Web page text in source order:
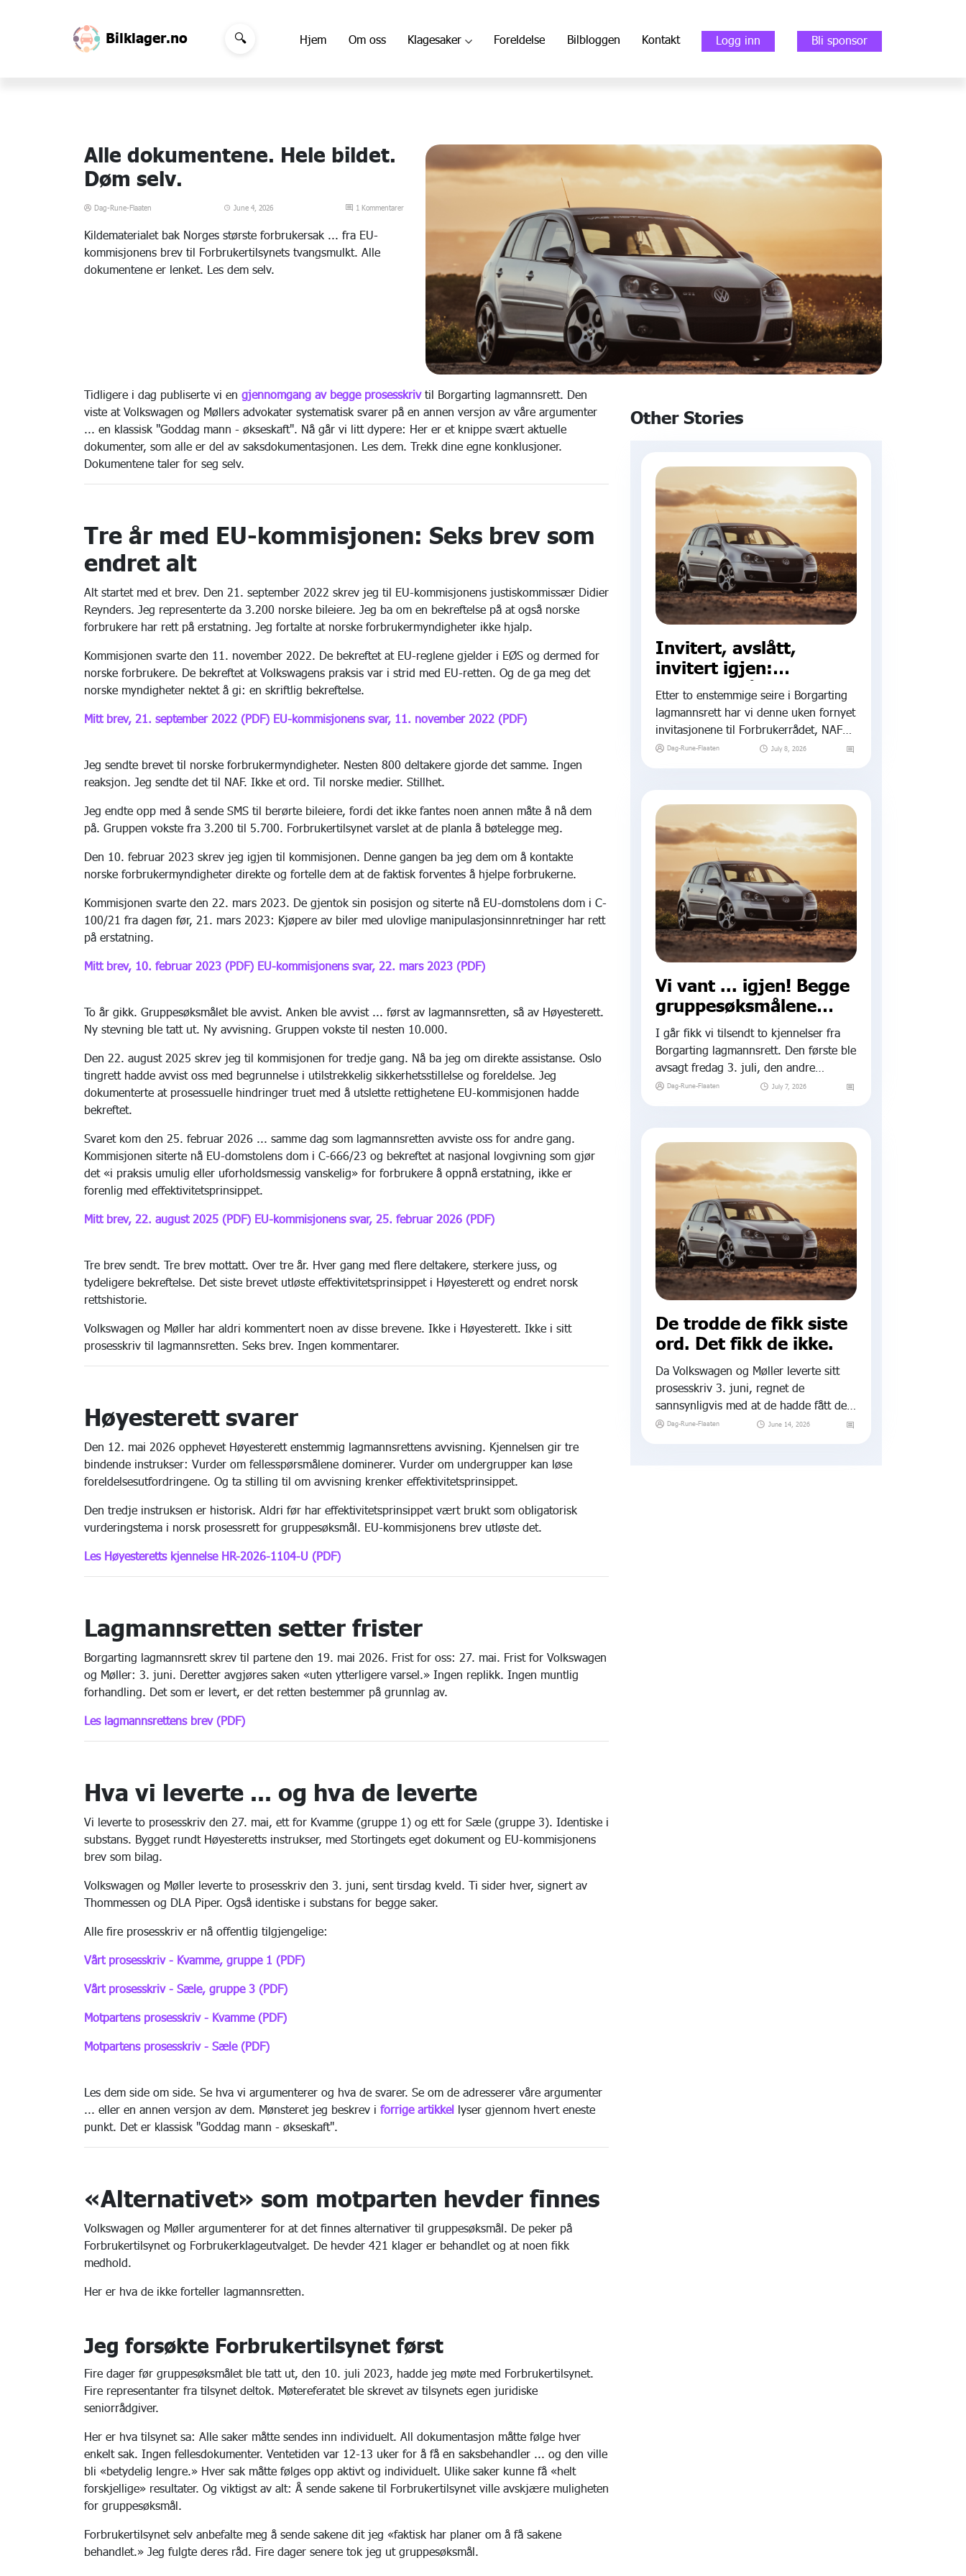
Bilklager.no 🔍 Hjem Om oss Klagesaker Foreldelse Bilbloggen Kontakt Logg inn Bli sponsor
Alle dokumentene. Hele bildet.
Døm selv.
Dag-Rune-Flaaten June 4, 2026 1 Kommentarer
Kildematerialet bak Norges største forbrukersak ... fra EU-
kommisjonens brev til Forbrukertilsynets tvangsmulkt. Alle
dokumentene er lenket. Les dem selv.
Tidligere i dag publiserte vi en gjennomgang av begge prosesskrivtil Borgarting lagmannsrett. Den
viste at Volkswagen og Møllers advokater systematisk svarer på en annen versjon av våre argumenter
... en klassisk "Goddag mann - økseskaft". Nå går vi litt dypere: Her er et knippe svært aktuelle
dokumenter, som alle er del av saksdokumentasjonen. Les dem. Trekk dine egne konklusjoner.
Dokumentene taler for seg selv.
Tre år med EU-kommisjonen: Seks brev som
endret alt
Alt startet med et brev. Den 21. september 2022 skrev jeg til EU-kommisjonens justiskommissær Didier
Reynders. Jeg representerte da 3.200 norske bileiere. Jeg ba om en bekreftelse på at også norske
forbrukere har rett på erstatning. Jeg fortalte at norske forbrukermyndigheter ikke hjalp.
Kommisjonen svarte den 11. november 2022. De bekreftet at EU-reglene gjelder i EØS og dermed for
norske forbrukere. De bekreftet at Volkswagens praksis var i strid med EU-retten. Og de ga meg det
norske myndigheter nektet å gi: en skriftlig bekreftelse.
Mitt brev, 21. september 2022 (PDF) EU-kommisjonens svar, 11. november 2022 (PDF)
Jeg sendte brevet til norske forbrukermyndigheter. Nesten 800 deltakere gjorde det samme. Ingen
reaksjon. Jeg sendte det til NAF. Ikke et ord. Til norske medier. Stillhet.
Jeg endte opp med å sende SMS til berørte bileiere, fordi det ikke fantes noen annen måte å nå dem
på. Gruppen vokste fra 3.200 til 5.700. Forbrukertilsynet varslet at de planla å bøtelegge meg.
Den 10. februar 2023 skrev jeg igjen til kommisjonen. Denne gangen ba jeg dem om å kontakte
norske forbrukermyndigheter direkte og fortelle dem at de faktisk forventes å hjelpe forbrukerne.
Kommisjonen svarte den 22. mars 2023. De gjentok sin posisjon og siterte nå EU-domstolens dom i C-
100/21 fra dagen før, 21. mars 2023: Kjøpere av biler med ulovlige manipulasjonsinnretninger har rett
på erstatning.
Mitt brev, 10. februar 2023 (PDF) EU-kommisjonens svar, 22. mars 2023 (PDF)
To år gikk. Gruppesøksmålet ble avvist. Anken ble avvist ... først av lagmannsretten, så av Høyesterett.
Ny stevning ble tatt ut. Ny avvisning. Gruppen vokste til nesten 10.000.
Den 22. august 2025 skrev jeg til kommisjonen for tredje gang. Nå ba jeg om direkte assistanse. Oslo
tingrett hadde avvist oss med begrunnelse i utilstrekkelig sikkerhetsstillelse og foreldelse. Jeg
dokumenterte at prosessuelle hindringer truet med å utslette rettighetene EU-kommisjonen hadde
bekreftet.
Svaret kom den 25. februar 2026 ... samme dag som lagmannsretten avviste oss for andre gang.
Kommisjonen siterte nå EU-domstolens dom i C-666/23 og bekreftet at nasjonal lovgivning som gjør
det «i praksis umulig eller uforholdsmessig vanskelig» for forbrukere å oppnå erstatning, ikke er
forenlig med effektivitetsprinsippet.
Mitt brev, 22. august 2025 (PDF) EU-kommisjonens svar, 25. februar 2026 (PDF)
Tre brev sendt. Tre brev mottatt. Over tre år. Hver gang med flere deltakere, sterkere juss, og
tydeligere bekreftelse. Det siste brevet utløste effektivitetsprinsippet i Høyesterett og endret norsk
rettshistorie.
Volkswagen og Møller har aldri kommentert noen av disse brevene. Ikke i Høyesterett. Ikke i sitt
prosesskriv til lagmannsretten. Seks brev. Ingen kommentarer.
Høyesterett svarer
Den 12. mai 2026 opphevet Høyesterett enstemmig lagmannsrettens avvisning. Kjennelsen gir tre
bindende instrukser: Vurder om fellesspørsmålene dominerer. Vurder om undergrupper kan løse
foreldelsesutfordringene. Og ta stilling til om avvisning krenker effektivitetsprinsippet.
Den tredje instruksen er historisk. Aldri før har effektivitetsprinsippet vært brukt som obligatorisk
vurderingstema i norsk prosessrett for gruppesøksmål. EU-kommisjonens brev utløste det.
Les Høyesteretts kjennelse HR-2026-1104-U (PDF)
Lagmannsretten setter frister
Borgarting lagmannsrett skrev til partene den 19. mai 2026. Frist for oss: 27. mai. Frist for Volkswagen
og Møller: 3. juni. Deretter avgjøres saken «uten ytterligere varsel.» Ingen replikk. Ingen muntlig
forhandling. Det som er levert, er det retten bestemmer på grunnlag av.
Les lagmannsrettens brev (PDF)
Hva vi leverte ... og hva de leverte
Vi leverte to prosesskriv den 27. mai, ett for Kvamme (gruppe 1) og ett for Sæle (gruppe 3). Identiske i
substans. Bygget rundt Høyesteretts instrukser, med Stortingets eget dokument og EU-kommisjonens
brev som bilag.
Volkswagen og Møller leverte to prosesskriv den 3. juni, sent tirsdag kveld. Ti sider hver, signert av
Thommessen og DLA Piper. Også identiske i substans for begge saker.
Alle fire prosesskriv er nå offentlig tilgjengelige:
Vårt prosesskriv - Kvamme, gruppe 1 (PDF)
Vårt prosesskriv - Sæle, gruppe 3 (PDF)
Motpartens prosesskriv - Kvamme (PDF)
Motpartens prosesskriv - Sæle (PDF)
Les dem side om side. Se hva vi argumenterer og hva de svarer. Se om de adresserer våre argumenter
... eller en annen versjon av dem. Mønsteret jeg beskrev i forrige artikkel lyser gjennom hvert eneste
punkt. Det er klassisk "Goddag mann - økseskaft".
«Alternativet» som motparten hevder finnes
Volkswagen og Møller argumenterer for at det finnes alternativer til gruppesøksmål. De peker på
Forbrukertilsynet og Forbrukerklageutvalget. De hevder 421 klager er behandlet og at noen fikk
medhold.
Her er hva de ikke forteller lagmannsretten.
Jeg forsøkte Forbrukertilsynet først
Fire dager før gruppesøksmålet ble tatt ut, den 10. juli 2023, hadde jeg møte med Forbrukertilsynet.
Fire representanter fra tilsynet deltok. Møtereferatet ble skrevet av tilsynets egen juridiske
seniorrådgiver.
Her er hva tilsynet sa: Alle saker måtte sendes inn individuelt. All dokumentasjon måtte følge hver
enkelt sak. Ingen fellesdokumenter. Ventetiden var 12-13 uker for å få en saksbehandler ... og den ville
bli «betydelig lengre.» Hver sak måtte følges opp aktivt og individuelt. Ulike saker kunne få «helt
forskjellige» resultater. Og viktigst av alt: Å sende sakene til Forbrukertilsynet ville avskjære muligheten
for gruppesøksmål.
Forbrukertilsynet selv anbefalte meg å sende sakene dit jeg «faktisk har planer om å få sakene
behandlet.» Jeg fulgte deres råd. Fire dager senere tok jeg ut gruppesøksmål.
Other Stories
Invitert, avslått,
invitert igjen:
Forbrukerrådet, NAF
og Forbrukertilsynet i
Dieselgate-saken
Etter to enstemmige seire i Borgarting
lagmannsrett har vi denne uken fornyet
invitasjonene til Forbrukerrådet, NAF
og Forbrukertilsynet om å stille seg bak
Dag-Rune-Flaaten July 8, 2026
Vi vant ... igjen! Begge
gruppesøksmålene
fremmes
I går fikk vi tilsendt to kjennelser fra
Borgarting lagmannsrett. Den første ble
avsagt fredag 3. juli, den andre
mandag 6. juli. Begge sier det samme,
Dag-Rune-Flaaten July 7, 2026
De trodde de fikk siste
ord. Det fikk de ikke.
Da Volkswagen og Møller leverte sitt
prosesskriv 3. juni, regnet de
sannsynligvis med at de hadde fått det
siste ordet.
Dag-Rune-Flaaten June 14, 2026